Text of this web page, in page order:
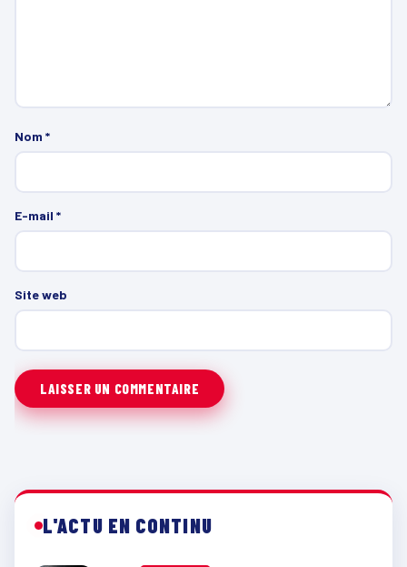
Nom *
E-mail *
Site web
L'ACTU EN CONTINU